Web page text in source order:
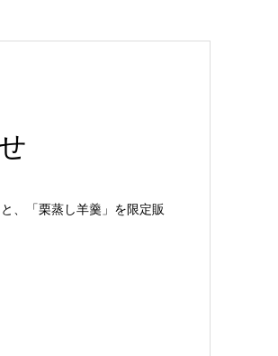
、「栗蒸し羊羹」を限定販